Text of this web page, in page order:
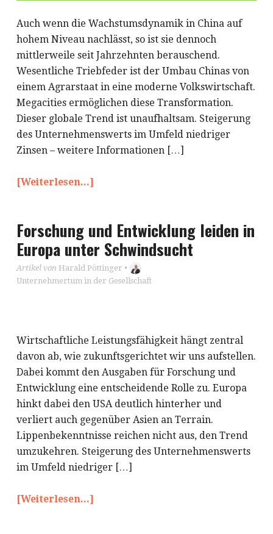
Auch wenn die Wachstumsdynamik in China auf
hohem Niveau nachlässt, so ist sie dennoch
mittlerweile seit Jahrzehnten berauschend.
Wesentliche Triebfeder ist der Umbau Chinas von
einem Agrarstaat in eine moderne Volkswirtschaft.
Megacities ermöglichen diese Transformation.
Dieser globale Trend ist unaufhaltsam. Steigerung
des Unternehmenswerts im Umfeld niedriger
Zinsen – weitere Informationen […]
[Weiterlesen...]
Forschung und Entwicklung leiden in
Europa unter Schwindsucht
Artikel von Harald Pöttinger •
Unternehmertum in der Gesellschaft
Wirtschaftliche Leistungsfähigkeit hängt zentral
davon ab, wie zukunftsgerichtet wir uns aufstellen.
Dabei kommt den Ausgaben für Forschung und
Entwicklung eine entscheidende Rolle zu. Europa
hinkt dabei den USA deutlich hinterher und
verliert auch gegenüber Asien an Terrain.
Lippenbekenntnisse reichen nicht aus, den Trend
umzukehren. Steigerung des Unternehmenswerts
im Umfeld niedriger […]
[Weiterlesen...]